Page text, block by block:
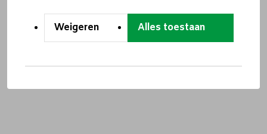
Weigeren Alles toestaan